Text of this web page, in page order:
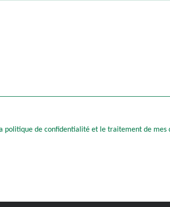
politique de confidentialité et le traitement de mes